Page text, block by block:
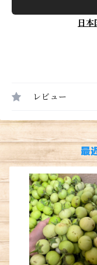
日本
レビュー
最